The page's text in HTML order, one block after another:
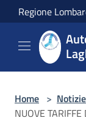
Salta al contenuto
Regione
Home > Notizie
NUOVE